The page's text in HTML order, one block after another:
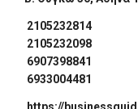
2105232814
2105232098
6907398841
6933004481